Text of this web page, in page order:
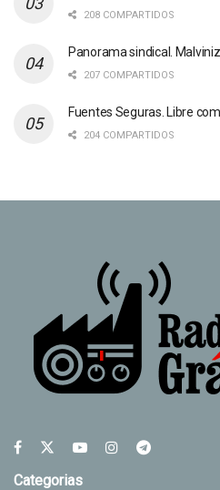
208 COMPARTIDOS
Panorama sindical.
207 COMPARTIDOS
Fuentes Seguras. Libre
204 COMPARTIDOS
Categorias